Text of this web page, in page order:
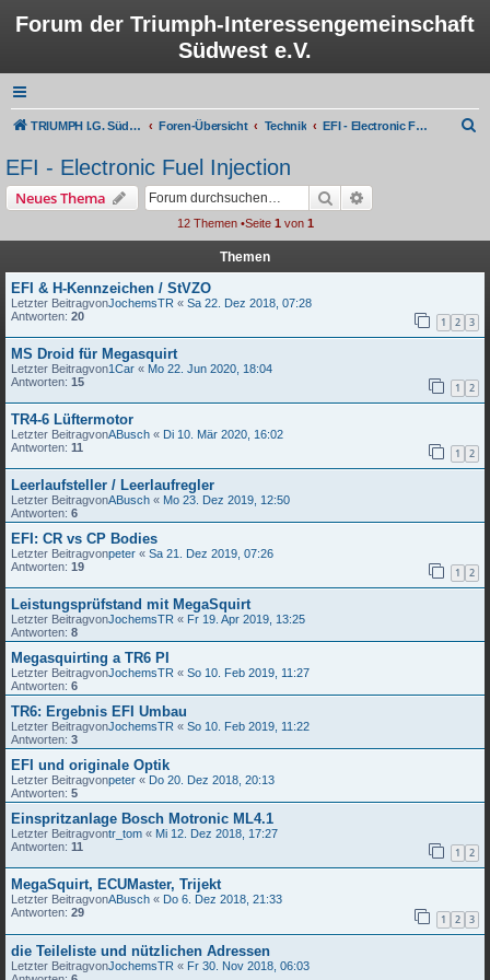
Forum der Triumph-Interessengemeinschaft
Südwest e.V.
TRIUMPH I.G. Südwest e.V. Foren-Übersicht Technik EFI - Electronic Fuel Injection
EFI - Electronic Fuel Injection
Neues Thema Suche
12 Themen •Seite 1 von 1
Themen
EFI & H-Kennzeichen / StVZO
Letzter BeitragvonJochemsTR « Sa 22. Dez 2018, 07:28
Antworten: 20 1 2 3
MS Droid für Megasquirt
Letzter Beitragvon1Car « Mo 22. Jun 2020, 18:04
Antworten: 15 1 2
TR4-6 Lüftermotor
Letzter BeitragvonABusch « Di 10. Mär 2020, 16:02
Antworten: 11 1 2
Leerlaufsteller / Leerlaufregler
Letzter BeitragvonABusch « Mo 23. Dez 2019, 12:50
Antworten: 6
EFI: CR vs CP Bodies
Letzter Beitragvonpeter « Sa 21. Dez 2019, 07:26
Antworten: 19 1 2
Leistungsprüfstand mit MegaSquirt
Letzter BeitragvonJochemsTR « Fr 19. Apr 2019, 13:25
Antworten: 8
Megasquirting a TR6 PI
Letzter BeitragvonJochemsTR « So 10. Feb 2019, 11:27
Antworten: 6
TR6: Ergebnis EFI Umbau
Letzter BeitragvonJochemsTR « So 10. Feb 2019, 11:22
Antworten: 3
EFI und originale Optik
Letzter Beitragvonpeter « Do 20. Dez 2018, 20:13
Antworten: 5
Einspritzanlage Bosch Motronic ML4.1
Letzter Beitragvontr_tom « Mi 12. Dez 2018, 17:27
Antworten: 11 1 2
MegaSquirt, ECUMaster, Trijekt
Letzter BeitragvonABusch « Do 6. Dez 2018, 21:33
Antworten: 29 1 2 3
die Teileliste und nützlichen Adressen
Letzter BeitragvonJochemsTR « Fr 30. Nov 2018, 06:03